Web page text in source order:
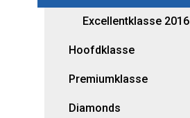
Excellentklasse 2016
Hoofdklasse
Premiumklasse
Diamonds